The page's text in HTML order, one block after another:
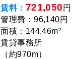
賃料： 721,050 円
管理費：96,140円
面積：144.46m²
賃貸事務所
（約970m）